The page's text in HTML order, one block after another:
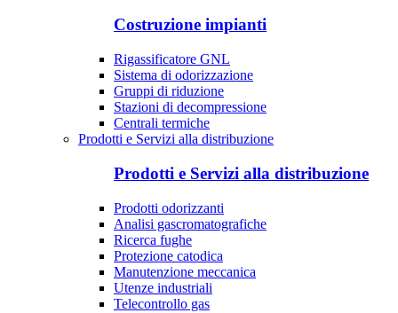
Costruzione impianti
Rigassificatore GNL
Sistema di odorizzazione
Gruppi di riduzione
Stazioni di decompressione
Centrali termiche
Prodotti e Servizi alla distribuzione
Prodotti e Servizi alla distribuzione
Prodotti odorizzanti
Analisi gascromatografiche
Ricerca fughe
Protezione catodica
Manutenzione meccanica
Utenze industriali
Telecontrollo gas